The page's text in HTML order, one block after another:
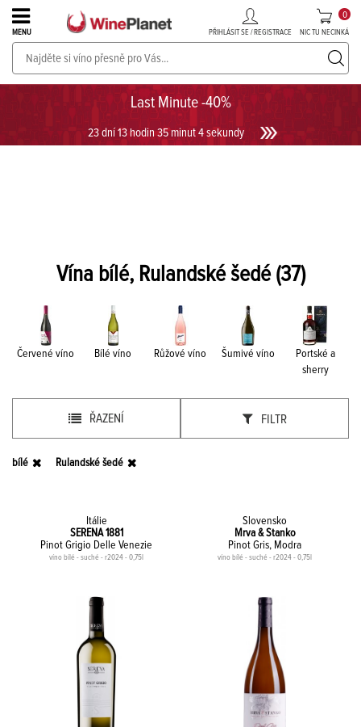
Last Minute -40%
23 dní 13 hodin 35 minut 4 sekundy
MENU PŘIHLÁSIT SE / REGISTRACE NIC TU NECINKÁ
0
PROSECCO v akci až do -30%!UKÁZAT PROSECCO
Vína bílé, Rulandské šedé(37)
Červené víno Bílé víno Růžové víno Šumivé víno
Portské a
sherry
ŘAZENÍ FILTR
bílé Rulandské šedé
Itálie
SERENA 1881
Pinot Grigio Delle Venezie
víno bílé - suché - r2024 - 0,75l
Slovensko
Mrva & Stanko
Pinot Gris, Modra
víno bílé - suché - r2024 - 0,75l